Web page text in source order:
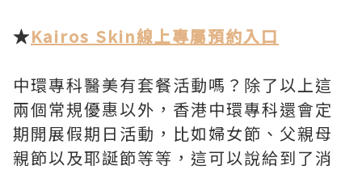
★Kairos Skin線上專屬預約入口
中環專科醫美有套餐活動嗎？除了以上這
兩個常規優惠以外，香港中環專科還會定
期開展假期日活動，比如婦女節、父親母
親節以及耶誕節等等，這可以說給到了消